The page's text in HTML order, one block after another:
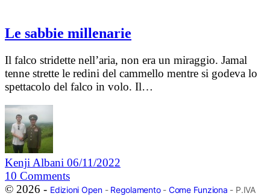
Le sabbie millenarie
Il falco stridette nell’aria, non era un miraggio. Jamal
tenne strette le redini del cammello mentre si godeva lo
spettacolo del falco in volo. Il…
Kenji Albani 06/11/2022
10 Comments
© 2026 - Edizioni Open- Regolamento- Come Funziona - P.IVA